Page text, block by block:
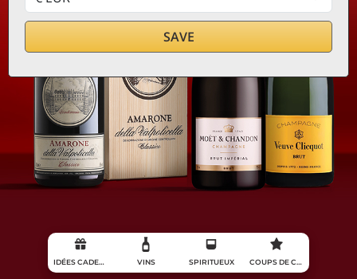
SAVE
IDÉES CADEAUX VINS SPIRITUEUX COUPS DE CŒUR